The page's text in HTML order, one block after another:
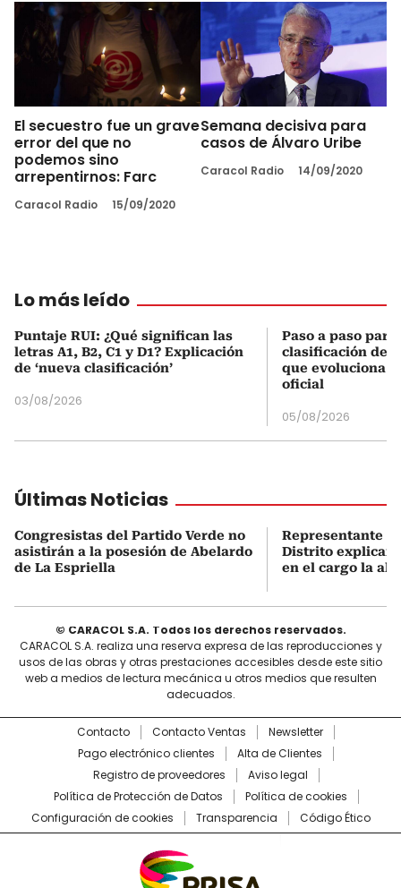
El secuestro fue un grave
error del que no
podemos sino
arrepentirnos: Farc
Caracol Radio 15/09/2020
Semana decisiva para
casos de Álvaro Uribe
Caracol Radio 14/09/2020
Lo más leído
Puntaje RUI: ¿Qué significan las
letras A1, B2, C1 y D1? Explicación
de ‘nueva clasificación’
03/08/2026
Paso a paso
clasificación del
que evoluciona
oficial
05/08/2026
Últimas Noticias
Congresistas del Partido Verde no
asistirán a la posesión de Abelardo
de La Espriella
Representante
Distrito explicar
en el cargo la
© CARACOL S.A. Todos los derechos reservados.
CARACOL S.A. realiza una reserva expresa de las reproducciones y
usos de las obras y otras prestaciones accesibles desde este sitio
web a medios de lectura mecánica u otros medios que resulten
adecuados.
Contacto Contacto Ventas
Newsletter
Pago electrónico clientes
Alta de Clientes
Registro de proveedores
Aviso legal
Política de Protección de Datos
Política de cookies
Configuración de cookies
Transparencia Código Ético